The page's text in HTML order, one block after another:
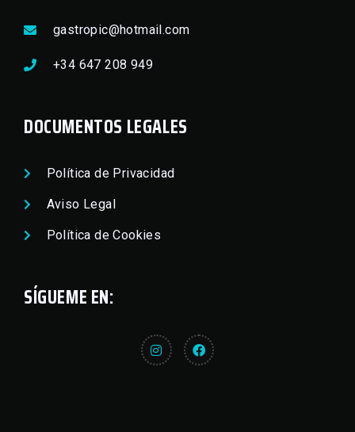
gastropic@hotmail.com
+34 647 208 949
DOCUMENTOS LEGALES
Política de Privacidad
Aviso Legal
Política de Cookies
SÍGUEME EN: